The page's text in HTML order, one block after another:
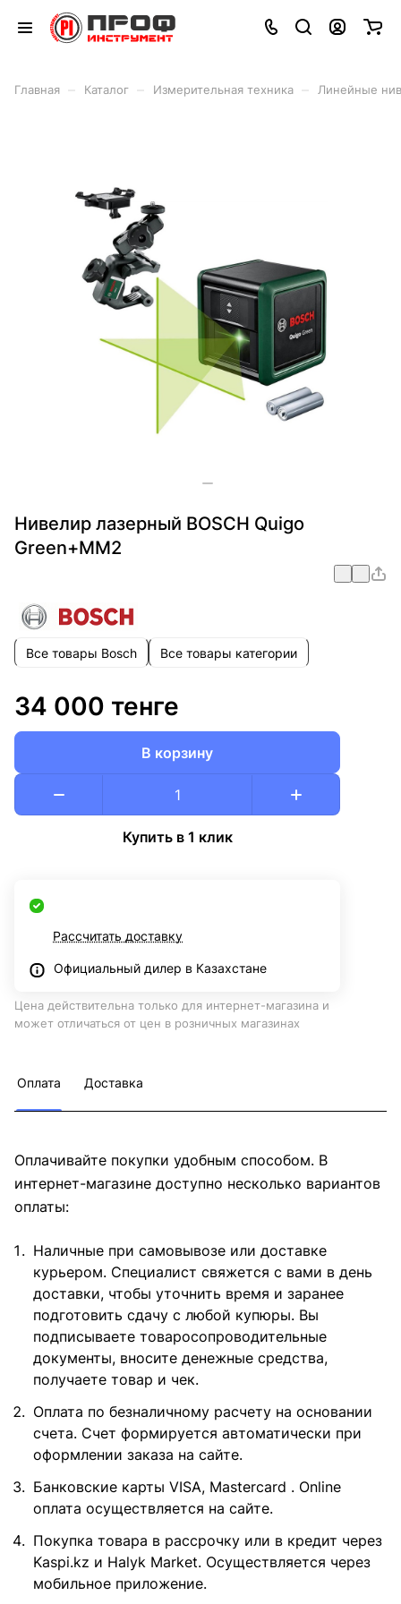
Главная Каталог Измерительная техника Линейные
Нивелир лазерный BOSCH Quigo
Green+MM2
Все товары Bosch Все товары категории
34 000 тенге
В корзину
Купить в 1 клик
Рассчитать доставку
Официальный дилер в Казахстане
Цена действительна только для интернет-магазина и
может отличаться от цен в розничных магазинах
Оплата Доставка
Оплачивайте покупки удобным способом. В
интернет-магазине доступно несколько вариантов
оплаты:
Наличные при самовывозе или доставке
курьером. Специалист свяжется с вами в день
доставки, чтобы уточнить время и заранее
подготовить сдачу с любой купюры. Вы
подписываете товаросопроводительные
документы, вносите денежные средства,
получаете товар и чек.
Оплата по безналичному расчету на основании
счета. Счет формируется автоматически при
оформлении заказа на сайте.
Банковские карты VISA, Mastercard . Online
оплата осуществляется на сайте.
Покупка товара в рассрочку или в кредит через
Kaspi.kz и Halyk Market. Осуществляется через
мобильное приложение.